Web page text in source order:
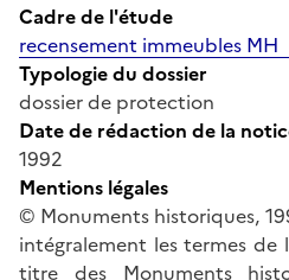
Cadre de l'étude
recensement immeubles MH
Typologie du dossier
dossier de protection
Date de rédaction de la
1992
Mentions légales
© Monuments historiques,
intégralement les termes de
titre des Monuments